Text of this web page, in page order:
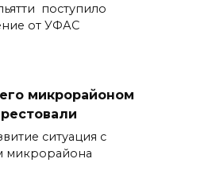
поступило
от УФАС
микрорайоном
ситуация с
микрорайона